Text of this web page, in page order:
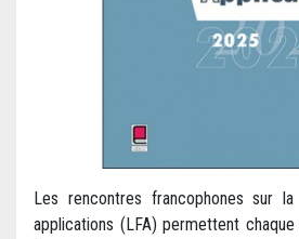
Les rencontres francophones sur
applications (LFA) permettent